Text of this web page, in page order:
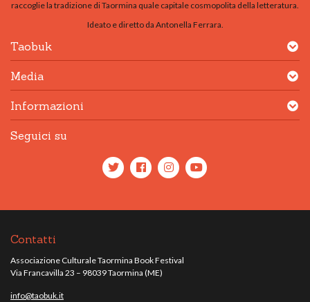
raccoglie la tradizione di Taormina quale capitale cosmopolita della letteratura.
Ideato e diretto da Antonella Ferrara.
Taobuk
Media
Informazioni
Seguici su
Contatti
Associazione Culturale Taormina Book Festival
Via Francavilla 23 – 98039 Taormina (ME)
info@taobuk.it